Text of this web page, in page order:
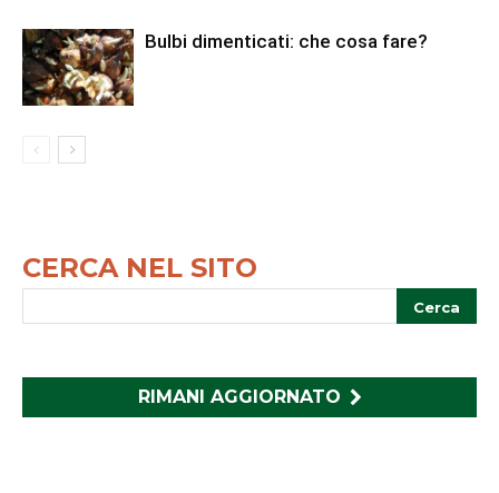
Bulbi dimenticati: che cosa fare?
CERCA NEL SITO
RIMANI AGGIORNATO